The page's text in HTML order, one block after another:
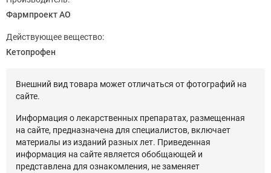
Фармпроект АО
Действующее вещество:
Кетопрофен
Внешний вид товара может отличаться от фотографий на
сайте.
Информация о лекарственных препаратах, размещенная
на сайте, предназначена для специалистов, включает
материалы из изданий разных лет. Приведенная
информация на сайте является обобщающей и
представлена для ознакомления, не заменяет